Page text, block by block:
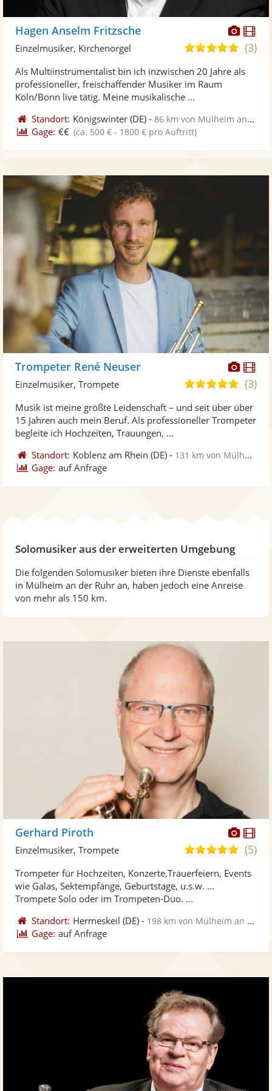
Fotos
Hagen Anselm Fritzsche
5,0
5
(3)
Einzelmusiker, Kirchenorgel
Als Multiinstrumentalist bin ich inzwischen 20 Jahre als
professioneller, freischaffender Musiker im Raum
Köln/Bonn live tätig. Meine musikalische ...
Standort: Königswinter (DE) -86 km von Mülheim an der Ruhr
Gage: €€ (ca. 500 € - 1800 € pro Auftritt)
Fotos
Trompeter René Neuser
5,0
5
(3)
Einzelmusiker, Trompete
Musik ist meine größte Leidenschaft – und seit über über
15 Jahren auch mein Beruf. Als professioneller Trompeter
begleite ich Hochzeiten, Trauungen, ...
Standort: Koblenz am Rhein (DE) - 131 km von Mülheim an der Ruhr
Gage: auf Anfrage
Solomusiker aus der erweiterten Umgebung
Die folgenden Solomusiker bieten ihre Dienste ebenfalls
in Mülheim an der Ruhr an, haben jedoch eine Anreise
von mehr als 150 km.
Fotos
Gerhard Piroth
5,0
5
(5)
Einzelmusiker, Trompete
Trompeter für Hochzeiten, Konzerte,Trauerfeiern, Events
wie Galas, Sektempfänge, Geburtstage, u.s.w. ...
Trompete Solo oder im Trompeten-Duo. ...
Standort: Hermeskeil (DE) - 198 km von Mülheim an der Ruhr
Gage: auf Anfrage